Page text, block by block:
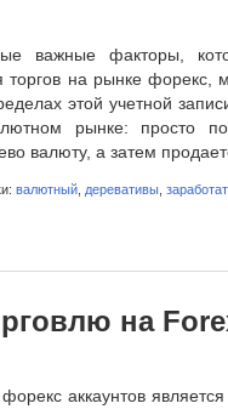
важные факторы,
торгов на рынке форекс,
этой учетной
рынке: просто
валюту, а затем
валютный деревативы
на
аккаунтов является